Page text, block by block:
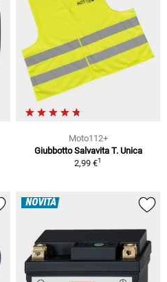
Moto112+
Giubbotto Salvavita T. Unica
2,99 €1
NOVITÀ